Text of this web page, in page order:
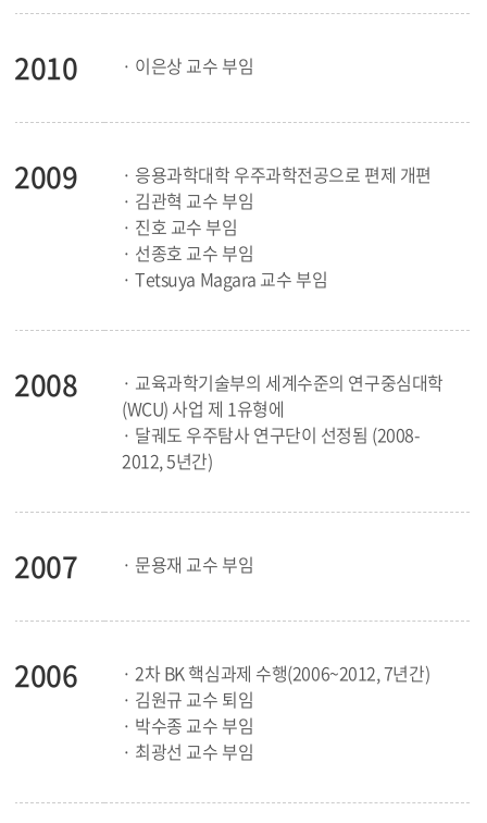
2010 · 이은상 교수 부임
2009
· 응용과학대학 우주과학전공으로 편제 개편
· 김관혁 교수 부임
· 진호 교수 부임
· 선종호 교수 부임
· Tetsuya Magara 교수 부임
2008
· 교육과학기술부의 세계수준의 연구중심대학
(WCU) 사업 제 1유형에
· 달궤도 우주탐사 연구단이 선정됨 (2008-
2012, 5년간)
2007 · 문용재 교수 부임
2006
· 2차 BK 핵심과제 수행(2006~2012, 7년간)
· 김원규 교수 퇴임
· 박수종 교수 부임
· 최광선 교수 부임